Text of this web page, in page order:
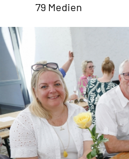
79 Medien